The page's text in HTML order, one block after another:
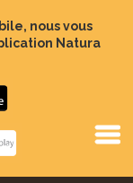
nous vous
Natura